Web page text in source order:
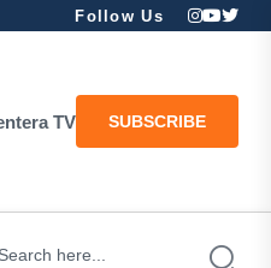
Follow Us
TV SUBSCRIBE